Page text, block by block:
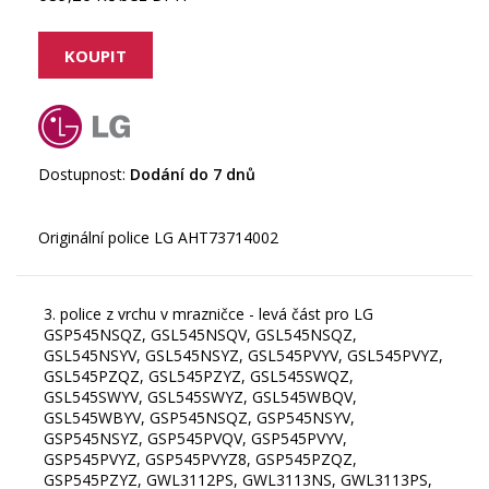
Dostupnost: Dodání do 7 dnů
3. police z vrchu v mrazničce - levá část pro LG
GSP545NSQZ, GSL545NSQV, GSL545NSQZ,
GSL545NSYV, GSL545NSYZ, GSL545PVYV, GSL545PVYZ,
GSL545PZQZ, GSL545PZYZ, GSL545SWQZ,
GSL545SWYV, GSL545SWYZ, GSL545WBQV,
GSL545WBYV, GSP545NSQZ, GSP545NSYV,
GSP545NSYZ, GSP545PVQV, GSP545PVYV,
GSP545PVYZ, GSP545PVYZ8, GSP545PZQZ,
GSP545PZYZ, GWL3112PS, GWL3113NS, GWL3113PS,